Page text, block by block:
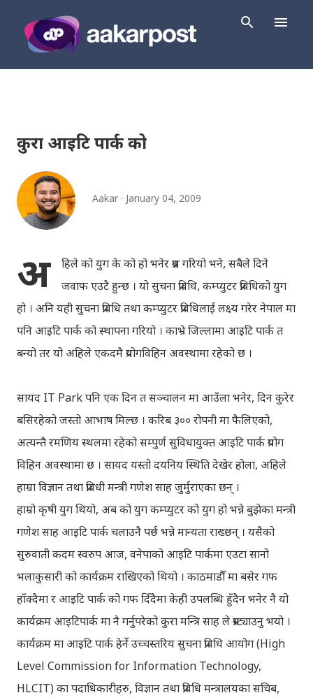
कुरा आइटि पार्क को
Aakar January 04, 2009
अ
हिले को युग के को हो भनेर प्रश्न गरियो भने, सबैले दिने
जवाफ एउटै हुन्छ । यो सुचना प्रविधि, कम्प्युटर प्रविधिको युग
हो । अनि यही सुचना प्रविधि तथा कम्प्युटर प्रविधिलाई लक्ष्य गरेर नेपाल मा
पनि आइटि पार्क को स्थापना गरियो । काभ्रे जिल्लामा आइटि पार्क त
बन्यो तर यो अहिले एकदमै प्रयोगविहिन अवस्थामा रहेको छ ।
सायद IT Park पनि एक दिन त सञ्चालन मा आउँला भनेर, दिन कुरेर
बसिरहेको जस्तो आभाष मिल्छ । करिब ३०० रोपनी मा फैलिएको,
अत्यन्तै रमणिय स्थलमा रहेको सम्पुर्ण सुविधायुक्त आइटि पार्क प्रयोग
विहिन अवस्थामा छ । सायद यस्तो दयनिय स्थिति देखेर होला, अहिले
हाम्रा विज्ञान तथा प्रविधी मन्त्री गणेश साह जुर्मुराएका छन् ।
हाम्रो कृषी युग थियो, अब को युग कम्प्युटर को युग हो भन्ने बुझेका मन्त्री
गणेश साह आइटि पार्क चलाउनै पर्छ भन्ने मान्यता राख्छन् । यसैको
सुरुवाती कदम स्वरुप आज, वनेपाको आइटि पार्कमा एउटा सानो
भलाकुसारी को कार्यक्रम राखिएको थियो । काठमाडौँ मा बसेर गफ
हाँक्दैमा र आइटि पार्क को गफ दिँदैमा केही उपलब्धि हुँदैन भनेर नै यो
कार्यक्रम आइटिपार्क मा नै गर्नुपरेको कुरा मन्त्रि साह ले प्रस्ट्याउनु भयो ।
कार्यक्रम मा आइटि पार्क हेर्ने उच्चस्तरिय सुचना प्रविधि आयोग (High
Level Commission for Information Technology,
HLCIT) का पदाधिकारीहरु, विज्ञान तथा प्रविधि मन्त्रालयका सचिब,